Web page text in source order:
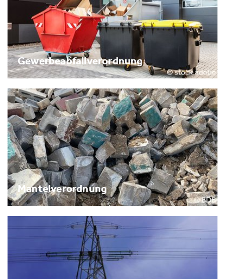
Gewerbeabfallverordnung
Mantelverordnung